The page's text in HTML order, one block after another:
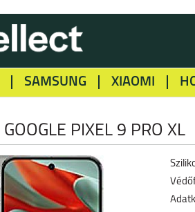
SAMSUNG XIAOMI
GOOGLE PIXEL 9 PRO XL